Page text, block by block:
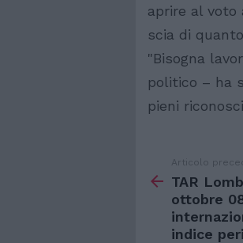
aprire al voto
scia di
"Bisogna
politico – ha
pieni
di
Articolo
TAR
ottobre
indice